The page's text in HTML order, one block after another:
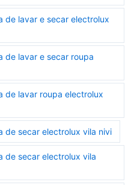
de lavar e secar electrolux
de lavar e secar roupa
de lavar roupa electrolux
de secar electrolux vila nivi
de secar electrolux vila